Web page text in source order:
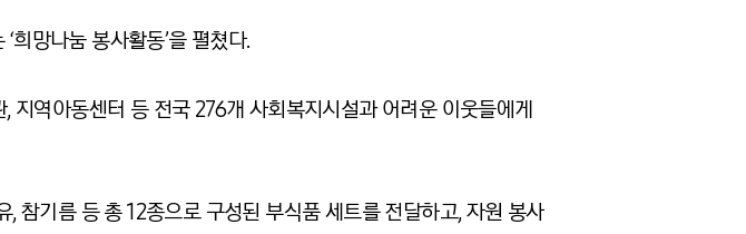
망나눔 봉사활동’을 펼쳤다.
역아동센터 등 전국 276개 사회복지시설과 어려운 이웃들에게
참기름 등 총 12종으로 구성된 부식품 세트를 전달하고, 자원 봉사